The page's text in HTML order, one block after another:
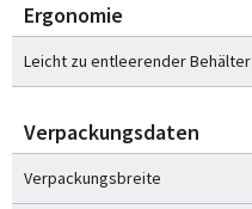
Ergonomie
Leicht zu entleerender Behälter
Verpackungsdaten
Verpackungsbreite